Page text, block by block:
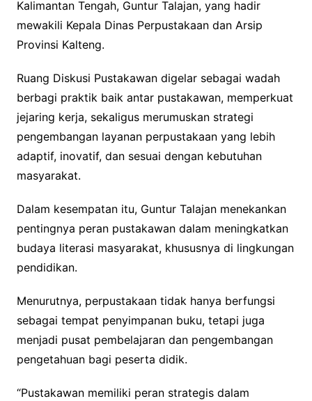
Kalimantan Tengah, Guntur Talajan, yang hadir
mewakili Kepala Dinas Perpustakaan dan Arsip
Provinsi Kalteng.
Ruang Diskusi Pustakawan digelar sebagai wadah
berbagi praktik baik antar pustakawan, memperkuat
jejaring kerja, sekaligus merumuskan strategi
pengembangan layanan perpustakaan yang lebih
adaptif, inovatif, dan sesuai dengan kebutuhan
masyarakat.
Dalam kesempatan itu, Guntur Talajan menekankan
pentingnya peran pustakawan dalam meningkatkan
budaya literasi masyarakat, khususnya di lingkungan
pendidikan.
Menurutnya, perpustakaan tidak hanya berfungsi
sebagai tempat penyimpanan buku, tetapi juga
menjadi pusat pembelajaran dan pengembangan
pengetahuan bagi peserta didik.
“Pustakawan memiliki peran strategis dalam